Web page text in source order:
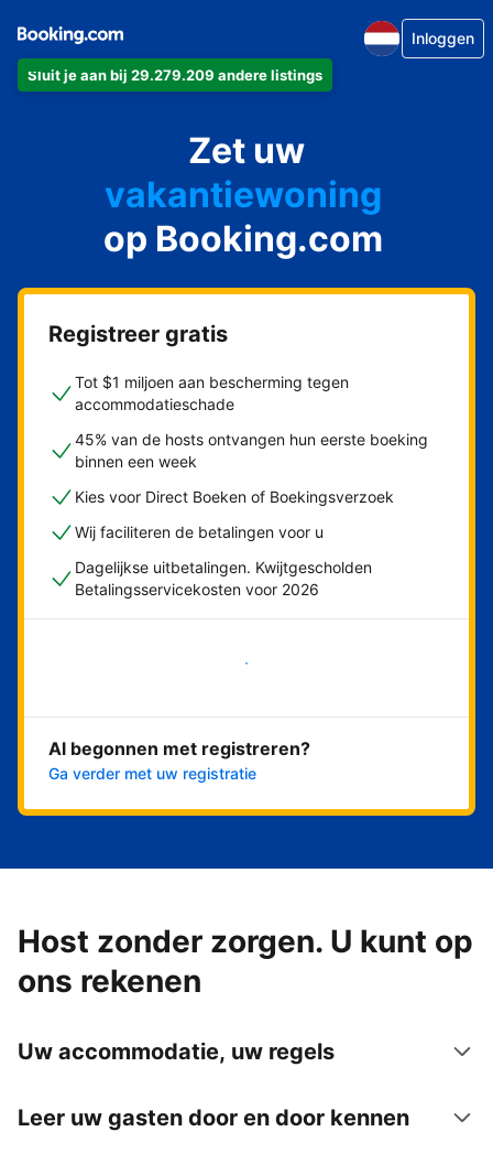
Sluit je aan bij 29.279.209 andere listings
Inloggen
Zet uw
appartement
hotel
vakantiewoning
pension
bed & breakfast
op Booking.com
Registreer gratis
Tot $1 miljoen aan bescherming tegen
accommodatieschade
45% van de hosts ontvangen hun eerste boeking
binnen een week
Kies voor Direct Boeken of Boekingsverzoek
Wij faciliteren de betalingen voor u
Dagelijkse uitbetalingen. Kwijtgescholden
Betalingsservicekosten voor 2026
Nu meteen beginnen
Al begonnen met registreren?
Ga verder met uw registratie
Host zonder zorgen. U kunt op
ons rekenen
Uw accommodatie, uw regels
Leer uw gasten door en door kennen